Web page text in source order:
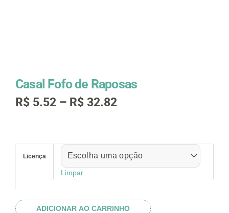
Casal Fofo de Raposas
R$ 5.52 – R$ 32.82Faixa
através
R$ 32.82
Licença
Limpar
ADICIONAR AO CARRINHO